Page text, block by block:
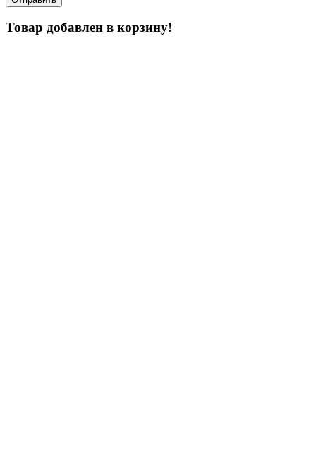
Товар добавлен в корзину!